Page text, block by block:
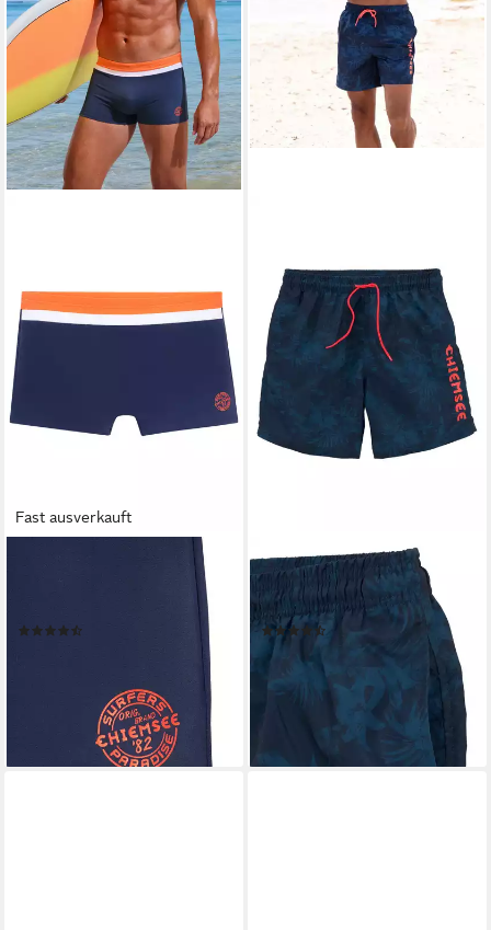
Fast ausverkauft
Boxer-Badehose mit farblich
lieferbar - in 1-2 Werktagen bei dir
CHIEMSEE
Badeshorts Esra mit
Dschungelprint
(457)
44,99 €
lieferbar in 3 Wochen